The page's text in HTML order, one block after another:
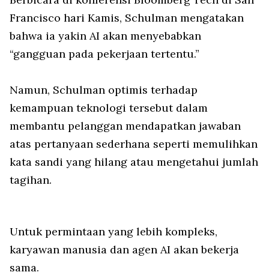
Francisco hari Kamis, Schulman mengatakan
bahwa ia yakin AI akan menyebabkan
“gangguan pada pekerjaan tertentu.”
Namun, Schulman optimis terhadap
kemampuan teknologi tersebut dalam
membantu pelanggan mendapatkan jawaban
atas pertanyaan sederhana seperti memulihkan
kata sandi yang hilang atau mengetahui jumlah
tagihan.
Untuk permintaan yang lebih kompleks,
karyawan manusia dan agen AI akan bekerja
sama.